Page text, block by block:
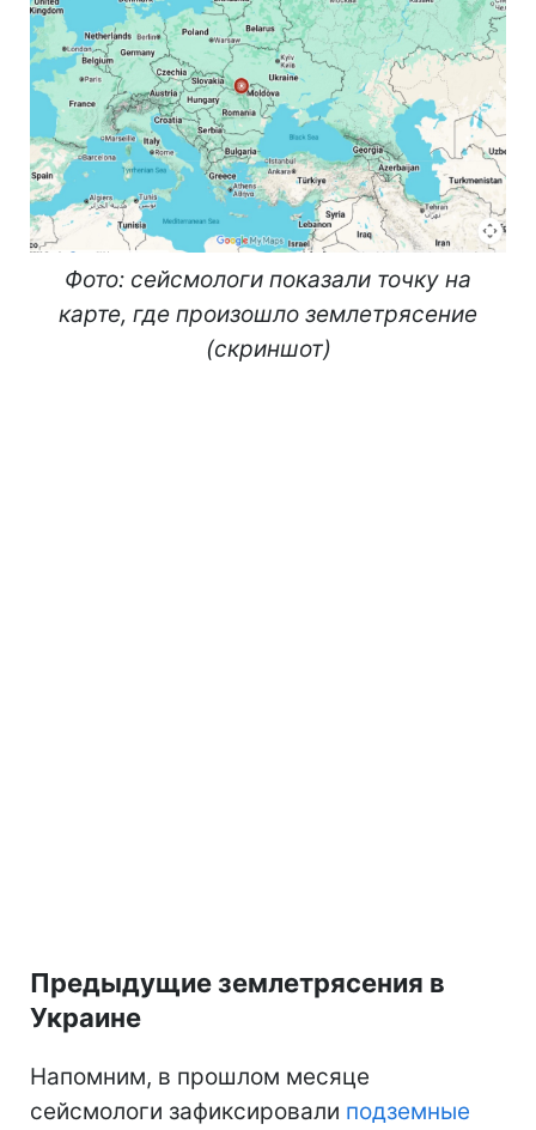
Фото: сейсмологи показали точку на
карте, где произошло землетрясение
(скриншот)
Предыдущие землетрясения в
Украине
Напомним, в прошлом месяце
сейсмологи зафиксировали подземные